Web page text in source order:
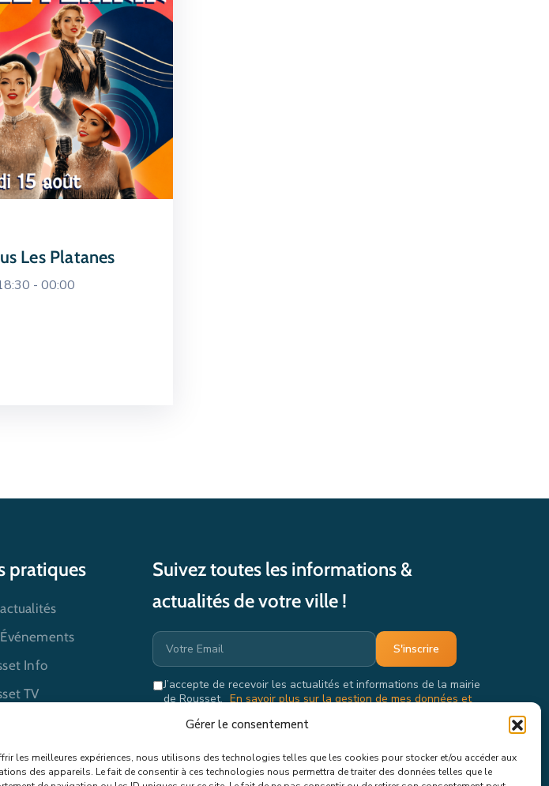
Gérer le consentement
les meilleures expériences, nous utilisons des technologies telles que les cookies pour stocker et/ou accéder aux
des appareils. Le fait de consentir à ces technologies nous permettra de traiter des données telles que le
Les Platanes
-00:00
pratiques
Info
TV
Suivez toutes les informations &
actualités de votre ville !
J’accepte de recevoir les actualités et informations de la mairie
de Rousset. En savoir plus sur la gestion de mes données et